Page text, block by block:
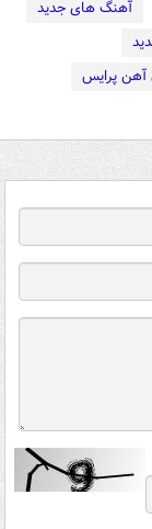
آهنگ های جدید
پرایس